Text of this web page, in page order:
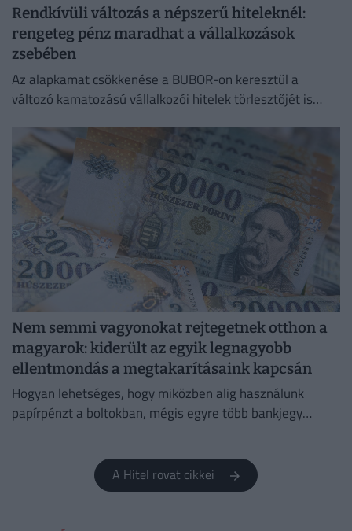
Rendkívüli változás a népszerű hiteleknél:
rengeteg pénz maradhat a vállalkozások
zsebében
Az alapkamat csökkenése a BUBOR-on keresztül a
változó kamatozású vállalkozói hitelek törlesztőjét is
Nem semmi vagyonokat rejtegetnek otthon a
magyarok: kiderült az egyik legnagyobb
ellentmondás a megtakarításaink kapcsán
Hogyan lehetséges, hogy miközben alig használunk
papírpénzt a boltokban, mégis egyre több bankjegy
A Hitel rovat cikkei